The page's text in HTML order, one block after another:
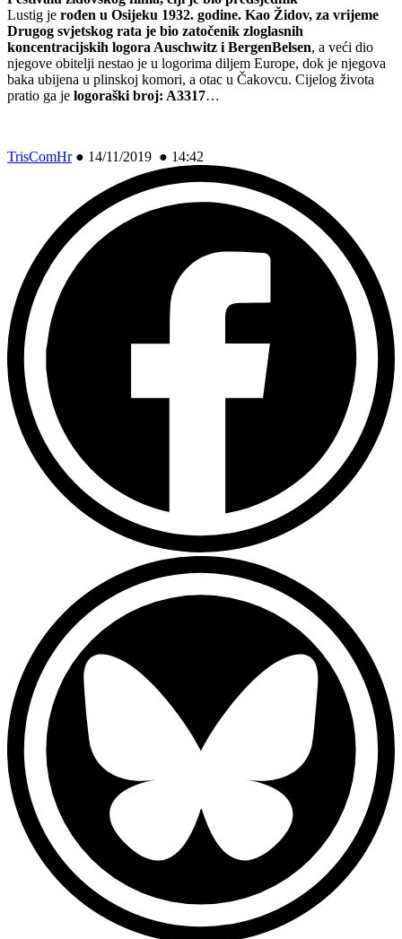
Lustig je rođen u Osijeku 1932. godine. Kao Židov, za vrijeme
Drugog svjetskog rata je bio zatočenik zloglasnih
koncentracijskih logora Auschwitz i BergenBelsen, a veći dio
njegove obitelji nestao je u logorima diljem Europe, dok je njegova
baka ubijena u plinskoj komori, a otac u Čakovcu. Cijelog života
pratio ga je logoraški broj: A3317…
TrisComHr● 14/11/2019 ● 14:42